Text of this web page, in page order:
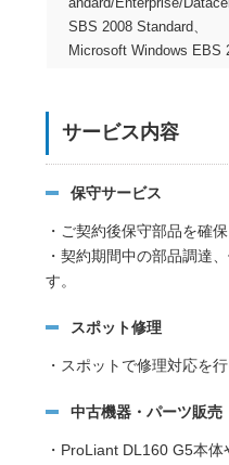
SBS 2008 Standard、
Microsoft Windows EBS
サービス内容
保守サービス
・ご契約後保守部品を確保
・契約期間中の部品調達
す。
スポット修理
・スポットで修理対応を行
中古機器・パーツ販売
・ProLiant DL160 G5本